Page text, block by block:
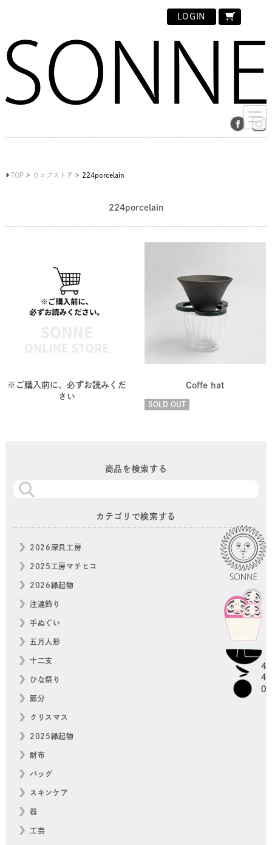
LOGIN
TOP ウェブストア 224porcelain
224porcelain
※ご購入前に、必ずお読みくだ
さい
Coffe hat
SOLD OUT
商品を検索する
カテゴリで検索する
2026深貝工房
2025工房マチヒコ
2026縁起物
注連飾り
手ぬぐい
五月人形
十二支
ひな祭り
節分
クリスマス
2025縁起物
財布
バッグ
スキンケア
器
工芸